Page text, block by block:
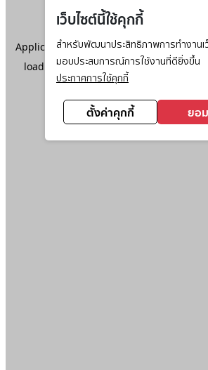
เว็บไซต์นี้ใช้คุกกี้
สำหรับพัฒนาประสิทธิภาพการทำงานเ
มอบประสบการณ์การใช้งานที่ดียิ่งขึ้น
ประกาศการใช้คุกกี้
ตั้งค่าคุกกี้ ยอ
Application error: aclient-side
loadingwww.ktc.co.th(see the browser
information).